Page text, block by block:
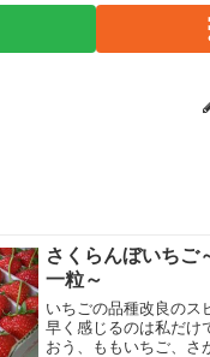
さくらんぼいちご
一粒～
いちごの品種改良のス
早く感じるのは私だけ
おう、ももいちご、さ